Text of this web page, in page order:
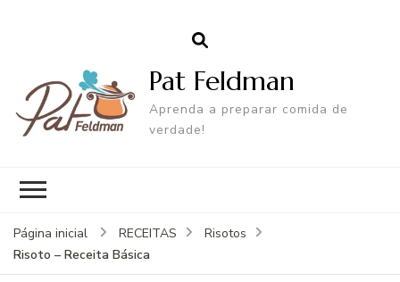
Pat Feldman
Aprenda a preparar comida de
verdade!
Página inicial RECEITAS
Risotos
Risoto – Receita Básica